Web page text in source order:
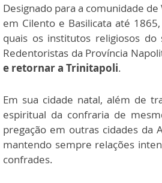
Designado para a comunidade
em Cilento e Basilicata até
quais os institutos religiosos
Redentoristas da Província
e retornar a Trinitapoli.
Em sua cidade natal, além de
espiritual da confraria de
pregação em outras cidades da
mantendo sempre relações
confrades.